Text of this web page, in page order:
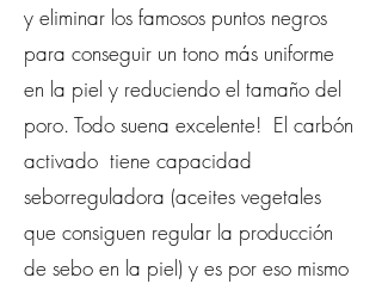
y eliminar los famosos puntos negros
para conseguir un tono más uniforme
en la piel y reduciendo el tamaño del
poro. Todo suena excelente! El carbón
activado tiene capacidad
seborreguladora (aceites vegetales
que consiguen regular la producción
de sebo en la piel) y es por eso mismo